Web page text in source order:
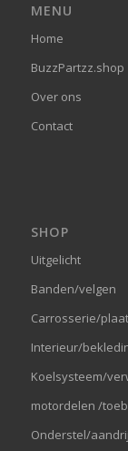
MENU
Home
BuzzPartzz.shop
Over ons
Contact
SHOP
Uitgelicht
Banden/velgen
Carrosserie/
Interieur/
Koelsysteem/
motordelen /
Onderstel/